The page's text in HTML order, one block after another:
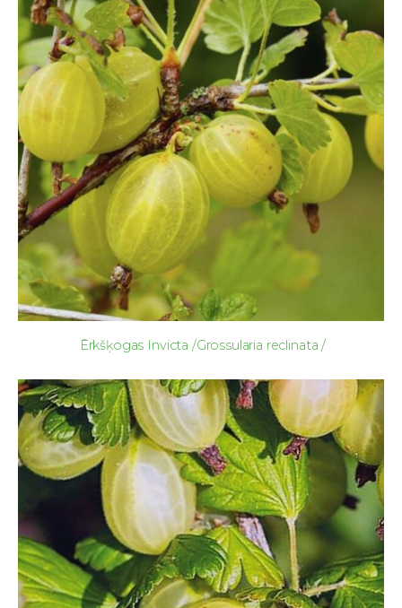
Ērkšķogas Invicta /Grossularia reclinata /